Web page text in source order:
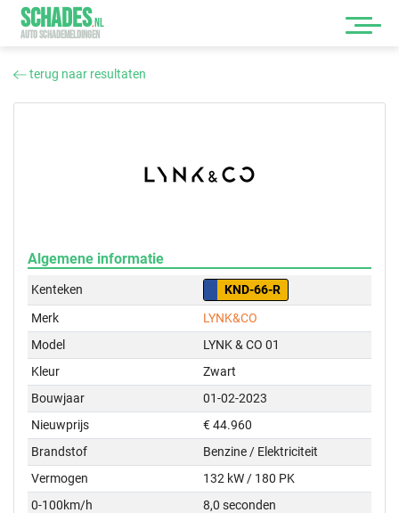
SCHADES.NL
AUTO SCHADEMELDINGEN
terug naar resultaten
Algemene informatie
Kenteken
KND-66-R
Merk
LYNK&CO
Model
LYNK & CO 01
Kleur
Zwart
Bouwjaar
01-02-2023
Nieuwprijs
€ 44.960
Brandstof
Benzine / Elektriciteit
Vermogen
132 kW / 180 PK
0-100km/h
8,0 seconden